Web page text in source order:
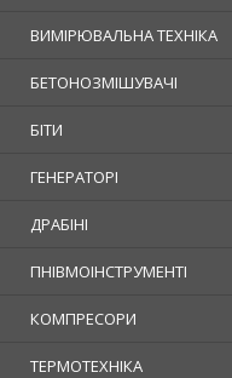
ВИМІРЮВАЛЬНА ТЕХНІКА
БЕТОНОЗМІШУВАЧІ
БІТИ
ГЕНЕРАТОРІ
ДРАБІНІ
ПНІВМОІНСТРУМЕНТІ
КОМПРЕСОРИ
ТЕРМОТЕХНІКА